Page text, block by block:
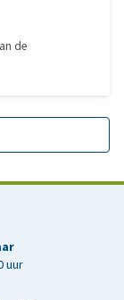
de
uur